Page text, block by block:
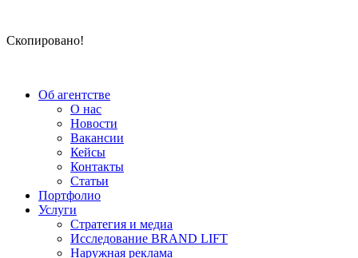
Скопировано!
Об агентстве
О нас
Новости
Вакансии
Кейсы
Контакты
Статьи
Портфолио
Услуги
Стратегия и медиа
Исследование BRAND LIFT
Наружная реклама